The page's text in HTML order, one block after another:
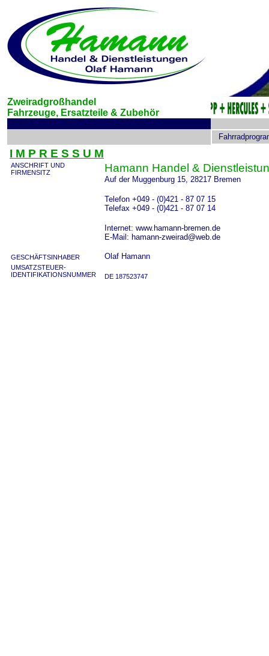
Zweiradgroßhandel
Fahrzeuge, Ersatzteile & Zubehör
I M P R E S S U M
ANSCHRIFT UND
FIRMENSITZ
Hamann Handel &
Auf der Muggenburg 15, 28217 Bremen
Telefon +049 - (0)421 - 87 07 15
Telefax +049 - (0)421 - 87 07 14
Internet: www.hamann-bremen.de
E-Mail: hamann-zweirad@web.de
GESCHÄFTSINHABER Olaf Hamann
UMSATZSTEUER-
IDENTIFIKATIONSNUMMER
DE 187523747